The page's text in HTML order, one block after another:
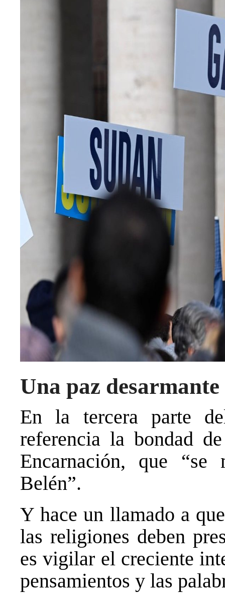
Una paz desarmante
En la tercera parte
referencia la bondad
Encarnación, que
Belén”.
Y hace un llamado a
las religiones deben
es vigilar el creciente
pensamientos y las